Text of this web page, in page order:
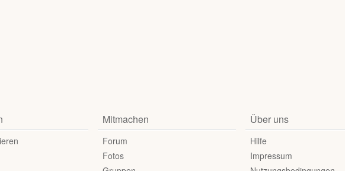
Mitmachen
Forum
Fotos
Über uns
Hilfe
Impressum